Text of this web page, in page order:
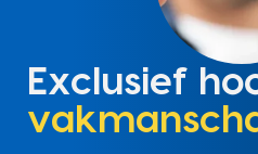
Exclusief